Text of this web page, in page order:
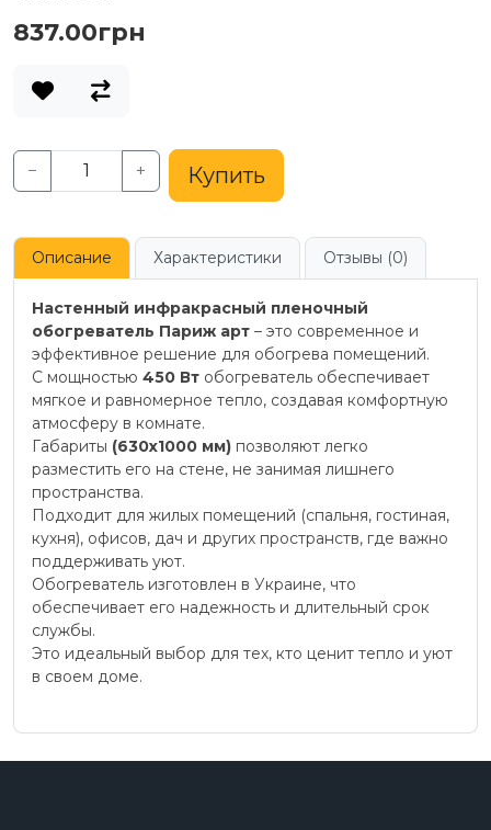
837.00грн
− + Купить
Описание Характеристики Отзывы (0)
Настенный инфракрасный пленочный
обогреватель Париж арт – это современное и
эффективное решение для обогрева помещений.
С мощностью 450 Вт обогреватель обеспечивает
мягкое и равномерное тепло, создавая комфортную
атмосферу в комнате.
Габариты (630х1000 мм) позволяют легко
разместить его на стене, не занимая лишнего
пространства.
Подходит для жилых помещений (спальня, гостиная,
кухня), офисов, дач и других пространств, где важно
поддерживать уют.
Обогреватель изготовлен в Украине, что
обеспечивает его надежность и длительный срок
службы.
Это идеальный выбор для тех, кто ценит тепло и уют
в своем доме.